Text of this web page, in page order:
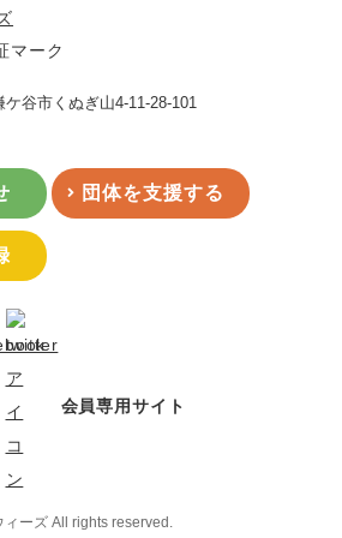
谷市くぬぎ山4-11-28-101
団体を支援する
会員専用サイト
ーズ All rights reserved.